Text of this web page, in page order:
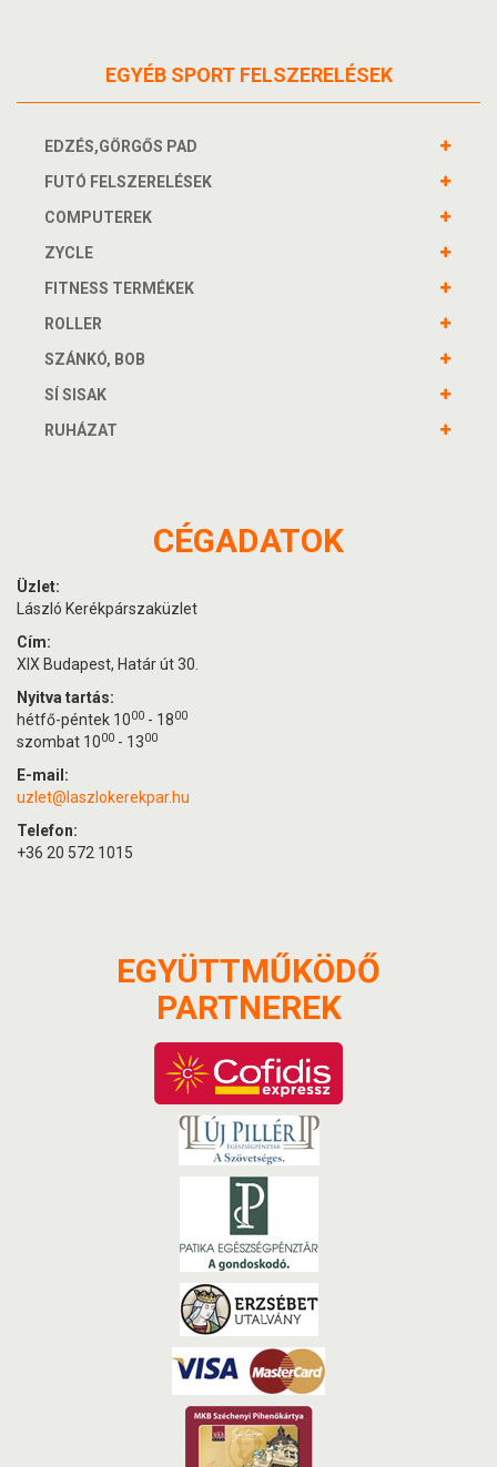
EGYÉB SPORT FELSZERELÉSEK
EDZÉS,GÖRGŐS PAD
FUTÓ FELSZERELÉSEK
COMPUTEREK
ZYCLE
FITNESS TERMÉKEK
ROLLER
SZÁNKÓ, BOB
SÍ SISAK
RUHÁZAT
CÉGADATOK
Üzlet:
László Kerékpárszaküzlet
Cím:
XIX Budapest, Határ út 30.
Nyitva tartás:
hétfő-péntek 1000 - 1800
szombat 1000 - 1300
E-mail:
uzlet@laszlokerekpar.hu
Telefon:
+36 20 572 1015
EGYÜTTMŰKÖDŐ
PARTNEREK